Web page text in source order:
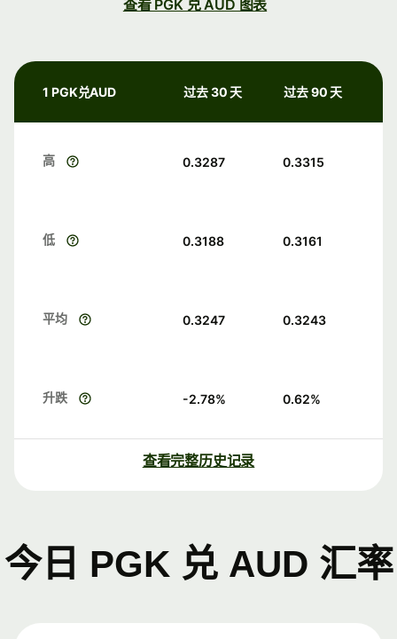
查看 PGK 兑 AUD 图表
1 PGK兑AUD 过去 30 天 过去 90 天
高 0.3287 0.3315
低 0.3188 0.3161
平均 0.3247 0.3243
升跌 -2.78% 0.62%
查看完整历史记录
今日 PGK 兑 AUD 汇率